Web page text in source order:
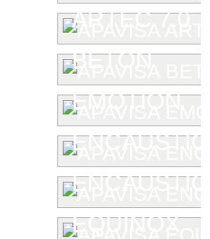
ARTEC 7.0
BETON
EMOTION
ENCAUSTIC
EQUINOX